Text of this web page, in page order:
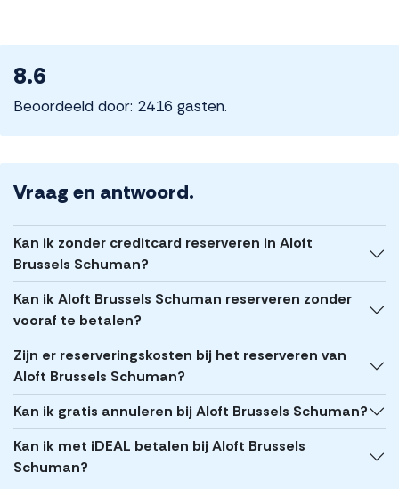
8.6
Beoordeeld door: 2416 gasten.
Vraag en antwoord.
Kan ik zonder creditcard reserveren in Aloft
Brussels Schuman?
Kan ik Aloft Brussels Schuman reserveren zonder
vooraf te betalen?
Zijn er reserveringskosten bij het reserveren van
Aloft Brussels Schuman?
Kan ik gratis annuleren bij Aloft Brussels Schuman?
Kan ik met iDEAL betalen bij Aloft Brussels
Schuman?